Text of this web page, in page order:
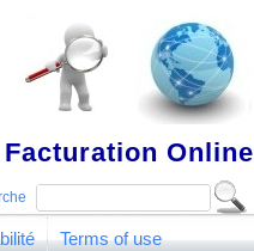
Online
Terms of use